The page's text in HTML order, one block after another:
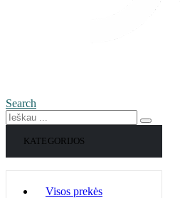
Search
KATEGORIJOS
Visos prekės